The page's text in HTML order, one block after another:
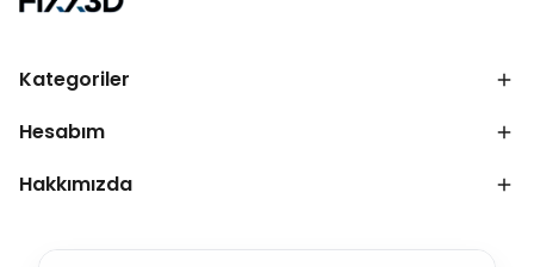
Kategoriler
Hesabım
Hakkımızda